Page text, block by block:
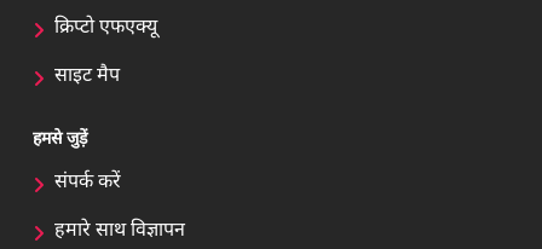
क्रिप्टो एफएक्यू
साइट मैप
हमसे जुड़ें
संपर्क करें
हमारे साथ विज्ञापन